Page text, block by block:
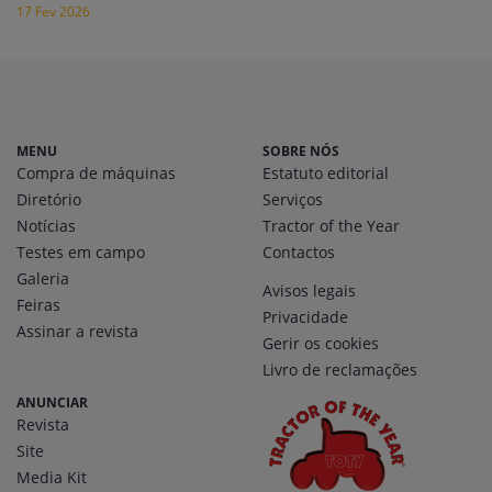
17 Fev 2026
MENU
Compra de máquinas
Diretório
Notícias
Testes em campo
Galeria
Feiras
Assinar a revista
SOBRE NÓS
Estatuto editorial
Serviços
Tractor of the Year
Contactos
Avisos legais
Privacidade
Gerir os cookies
Livro de reclamações
ANUNCIAR
Revista
Site
Media Kit